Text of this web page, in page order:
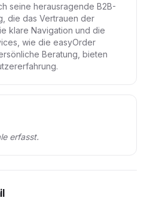
seine herausragende B2B-
die das Vertrauen der
klare Navigation und die
wie die easyOrder
Beratung, bieten
erfasst.